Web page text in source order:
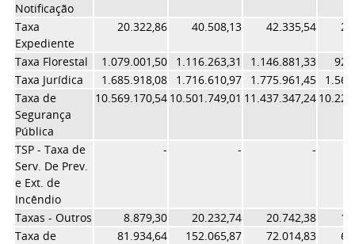
Notificação
Taxa
Expediente
20.322,86 40.508,13 42.335,54
Taxa Florestal 1.079.001,50 1.116.263,31 1.146.881,33
Taxa Jurídica
1.685.918,08 1.716.610,97 1.775.961,45
Taxa de
Segurança
Pública
10.569.170,54 10.501.749,01 11.437.347,24
TSP - Taxa de
Serv. De Prev.
e Ext. de
Incêndio
- - -
Taxas - Outros 8.879,30 20.232,74 20.742,38
Taxa de
81.934,64 152.065,87 72.014,83